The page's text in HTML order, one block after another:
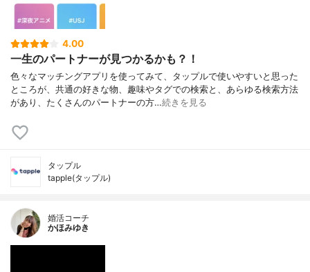
4.00
一生のパートナーが見つかるかも？！
色々なマッチングアプリを使ってみて、タップルで使いやすいと思った
ところが、共通の好きな物、趣味やタグでの検索と、あらゆる検索方法
があり、たくさんのパートナーの方…続きを見る
タップル
tapple(タップル)
婚活コーチ
かほみゆき